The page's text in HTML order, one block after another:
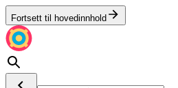
Fortsett til hovedinnhold